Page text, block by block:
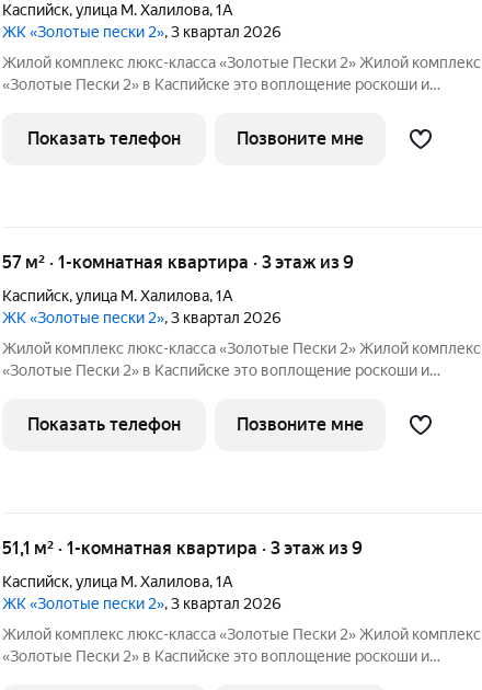
Каспийск,улица М. Халилова,1А
ЖК «Золотые пески 2», 3 квартал 2026
Жилой комплекс люкс-класса «Золотые Пески 2» Жилой комплекс
«Золотые Пески 2» в Каспийске это воплощение роскоши и
100 шагах от моря! Дом строится по проектному финансированию
в партнерстве
Показать телефон Позвоните мне
57 м² · 1-комнатная квартира · 3 этаж из 9
Каспийск,улица М. Халилова,1А
ЖК «Золотые пески 2», 3 квартал 2026
Жилой комплекс люкс-класса «Золотые Пески 2» Жилой комплекс
«Золотые Пески 2» в Каспийске это воплощение роскоши и
100 шагах от моря! Дом строится по проектному финансированию
в партнерстве
Показать телефон Позвоните мне
51,1 м² · 1-комнатная квартира · 3 этаж из 9
Каспийск,улица М. Халилова,1А
ЖК «Золотые пески 2», 3 квартал 2026
Жилой комплекс люкс-класса «Золотые Пески 2» Жилой комплекс
«Золотые Пески 2» в Каспийске это воплощение роскоши и